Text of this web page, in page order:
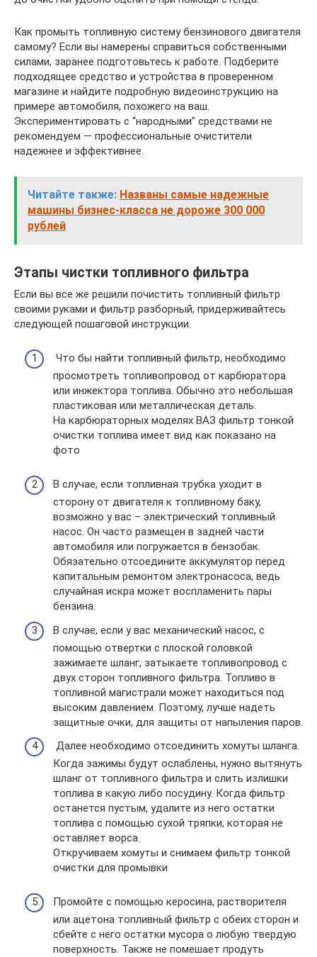
Как промыть топливную систему бензинового двигателя
самому? Если вы намерены справиться собственными
силами, заранее подготовьтесь к работе. Подберите
подходящее средство и устройства в проверенном
магазине и найдите подробную видеоинструкцию на
примере автомобиля, похожего на ваш.
Экспериментировать с “народными” средствами не
рекомендуем — профессиональные очистители
надежнее и эффективнее.
Читайте также: Названы самые надежные
машины бизнес-класса не дороже 300 000
рублей
Этапы чистки топливного фильтра
Если вы все же решили почистить топливный фильтр
своими руками и фильтр разборный, придерживайтесь
следующей пошаговой инструкции.
Что бы найти топливный фильтр, необходимо
просмотреть топливопровод от карбюратора
или инжектора топлива. Обычно это небольшая
пластиковая или металлическая деталь.
На карбюраторных моделях ВАЗ фильтр тонкой
очистки топлива имеет вид как показано на
фото
В случае, если топливная трубка уходит в
сторону от двигателя к топливному баку,
возможно у вас – электрический топливный
насос. Он часто размещен в задней части
автомобиля или погружается в бензобак.
Обязательно отсоедините аккумулятор перед
капитальным ремонтом электронасоса, ведь
случайная искра может воспламенить пары
бензина.
В случае, если у вас механический насос, с
помощью отвертки с плоской головкой
зажимаете шланг, затыкаете топливопровод с
двух сторон топливного фильтра. Топливо в
топливной магистрали может находиться под
высоким давлением. Поэтому, лучше надеть
защитные очки, для защиты от напыления паров.
Далее необходимо отсоединить хомуты шланга.
Когда зажимы будут ослаблены, нужно вытянуть
шланг от топливного фильтра и слить излишки
топлива в какую либо посудину. Когда фильтр
останется пустым, удалите из него остатки
топлива с помощью сухой тряпки, которая не
оставляет ворса.
Откручиваем хомуты и снимаем фильтр тонкой
очистки для промывки
Промойте с помощью керосина, растворителя
или ацетона топливный фильтр с обеих сторон и
сбейте с него остатки мусора о любую твердую
поверхность. Также не помешает продуть